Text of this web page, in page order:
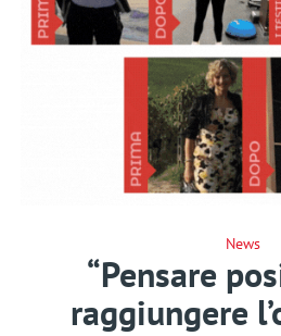
News
“Pensare
raggiungere